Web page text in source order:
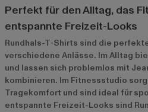
Perfekt für den Alltag, das
entspannte Freizeit-Looks
Rundhals-T-Shirts sind die
verschiedene Anlässe. Im Alltag
und lassen sich problemlos mit
kombinieren. Im Fitnessstudio
Tragekomfort und sind ideal für
entspannte Freizeit-Looks sind